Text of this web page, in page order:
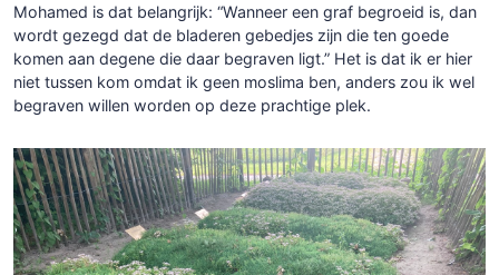
Mohamed is dat belangrijk: “Wanneer een graf begroeid is, dan
wordt gezegd dat de bladeren gebedjes zijn die ten goede
komen aan degene die daar begraven ligt.” Het is dat ik er hier
niet tussen kom omdat ik geen moslima ben, anders zou ik wel
begraven willen worden op deze prachtige plek.